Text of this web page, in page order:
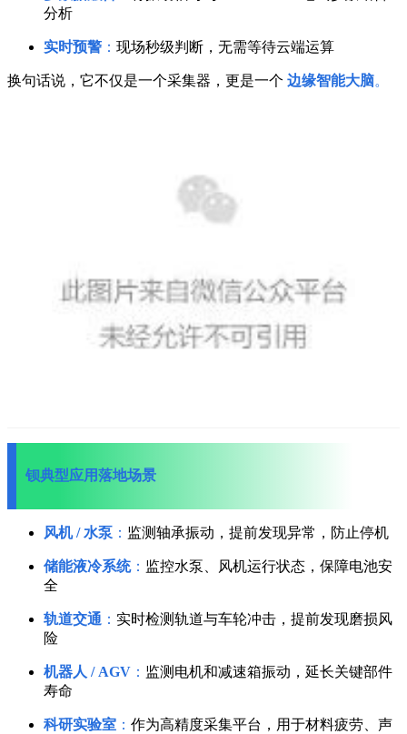
分析
实时预警 ： 现场秒级判断，无需等待云端运算
换句话说，它不仅是一个采集器，更是一个 边缘智能大脑。
钡典型应用落地场景
风机 / 水泵 ： 监测轴承振动，提前发现异常，防止停机
储能液冷系统： 监控水泵、风机运行状态，保障电池安
全
轨道交通 ： 实时检测轨道与车轮冲击，提前发现磨损风
险
机器人 / AGV ： 监测电机和减速箱振动，延长关键部件
寿命
科研实验室 ： 作为高精度采集平台，用于材料疲劳、声